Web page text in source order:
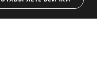
информация за пазара